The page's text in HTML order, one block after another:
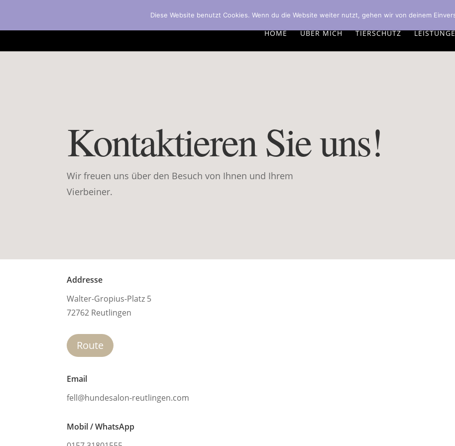
HOME ÜBER MICH TIERSCHUTZ
Kontaktieren Sie uns!
Wir freuen uns über den Besuch von Ihnen und Ihrem
Vierbeiner.
Addresse
Walter-Gropius-Platz 5
72762 Reutlingen
Route
Email
fell@hundesalon-reutlingen.com
Mobil / WhatsApp
Diese Website benutzt Cookies. Wenn du die Website weiter nutzt, gehen wir von deinem